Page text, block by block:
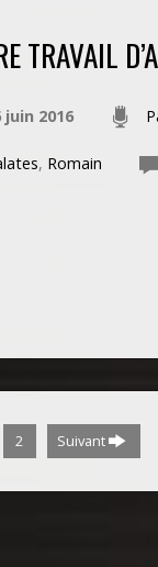
TRAVAIL
juin 2016
, Romain
2 Suivant